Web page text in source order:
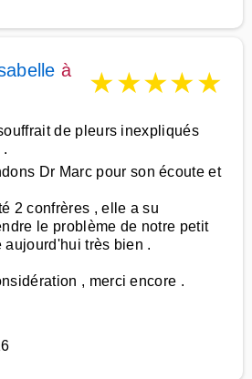
à
★★★★★
de pleurs inexpliqués
Dr Marc pour son écoute et
2 confrères , elle a su
le problème de notre petit
aujourd'hui très bien .
, merci encore .